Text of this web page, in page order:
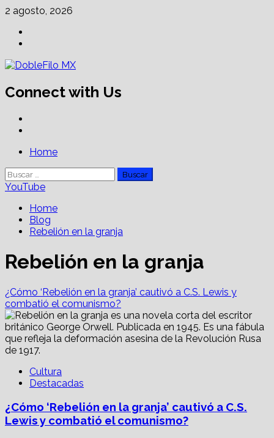
Skip
content
2 agosto, 2026
Connect with Us
PrimaryHome
Buscar:
YouTube
Home
Blog
Rebelión en la granja
Rebelión en la granja
¿Cómo ‘Rebelión en la granja’ cautivó a C.S. Lewis y
combatió el comunismo?
Cultura
Destacadas
¿Cómo ‘Rebelión en la granja’ cautivó a C.S.
Lewis y combatió el comunismo?